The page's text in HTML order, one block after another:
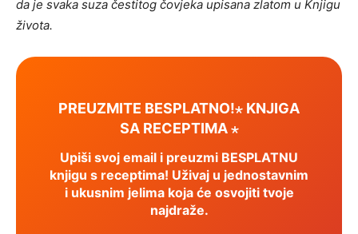
da je svaka suza čestitog čovjeka upisana zlatom u Knjigu
života.
PREUZMITE BESPLATNO!⋆ KNJIGA
SA RECEPTIMA ⋆
Upiši svoj email i preuzmi BESPLATNU
knjigu s receptima! Uživaj u jednostavnim
i ukusnim jelima koja će osvojiti tvoje
najdraže.